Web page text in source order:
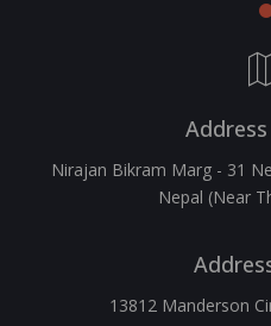
Nirajan Bikram Marg - 31
Nepal (Near
13812 Manderson